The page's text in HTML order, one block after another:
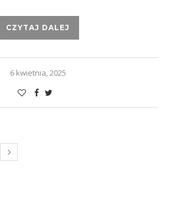
CZYTAJ DALEJ
6 kwietnia, 2025